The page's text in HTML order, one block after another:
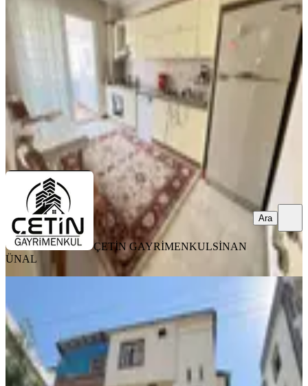
Onikişubat, Karamanlı Mahallesi
01.08.2026
30.000 ₺
ÇETİN GAYRİMENKULSİNAN ÜNAL
Ara
ÇETİN GAYRİMENKULSİNAN
ÜNAL
Ara
Germenicia'dan Kiralık Fatihlerde
Onikişubat Emn.müd.üzeri Daire
Onikişubat, Fatih Mahallesi
3+1 · 170 m² · 01.08.2026